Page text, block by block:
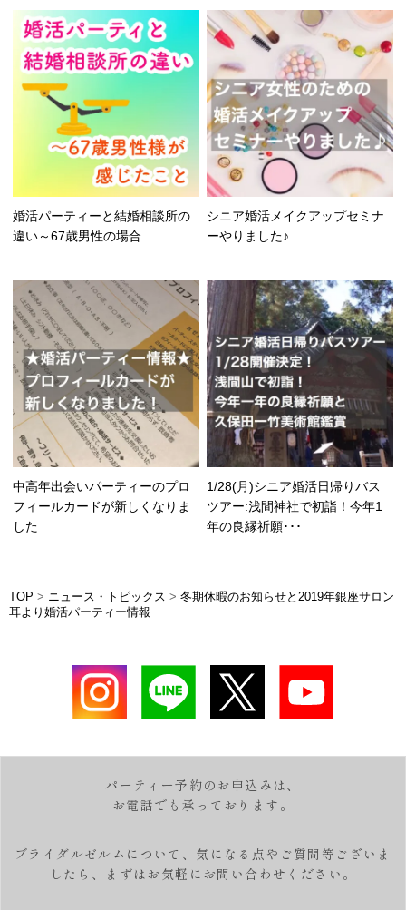
婚活パーティーと結婚相談所の
違い～67歳男性の場合
シニア婚活メイクアップセミナ
ーやりました♪
中高年出会いパーティーのプロ
フィールカードが新しくなりま
した
1/28(月)シニア婚活日帰りバス
ツアー:浅間神社で初詣！今年1
年の良縁祈願･･･
TOP > ニュース・トピックス > 冬期休暇のお知らせと2019年銀座サロン
耳より婚活パーティー情報
パーティー予約のお申込みは、
お電話でも承っております。
ブライダルゼルムについて、気になる点やご質問等ございま
したら、
まずはお気軽にお問い合わせください。